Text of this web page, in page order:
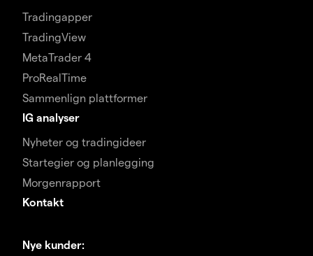
Tradingapper
TradingView
MetaTrader 4
ProRealTime
Sammenlign plattformer
IG analyser
Nyheter og tradingideer
Startegier og planlegging
Morgenrapport
Kontakt
Nye kunder: